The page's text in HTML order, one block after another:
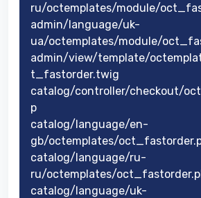
ru/octemplates/module/
admin/language/uk-
ua/octemplates/module/
admin/view/template/
t_fastorder.twig
catalog/controller/checkout/
p
catalog/language/en-
gb/octemplates/
catalog/language/ru-
ru/octemplates/
catalog/language/uk-